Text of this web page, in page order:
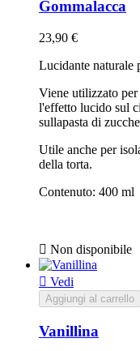
Gommalacca
23,90 €
Lucidante naturale
Viene utilizzato per
l'effetto lucido sul
sullapasta di
Utile anche per
della torta.
Contenuto: 400 ml
 Non disponibile
 Vedi
Aggiungi al carrello
Vanillina